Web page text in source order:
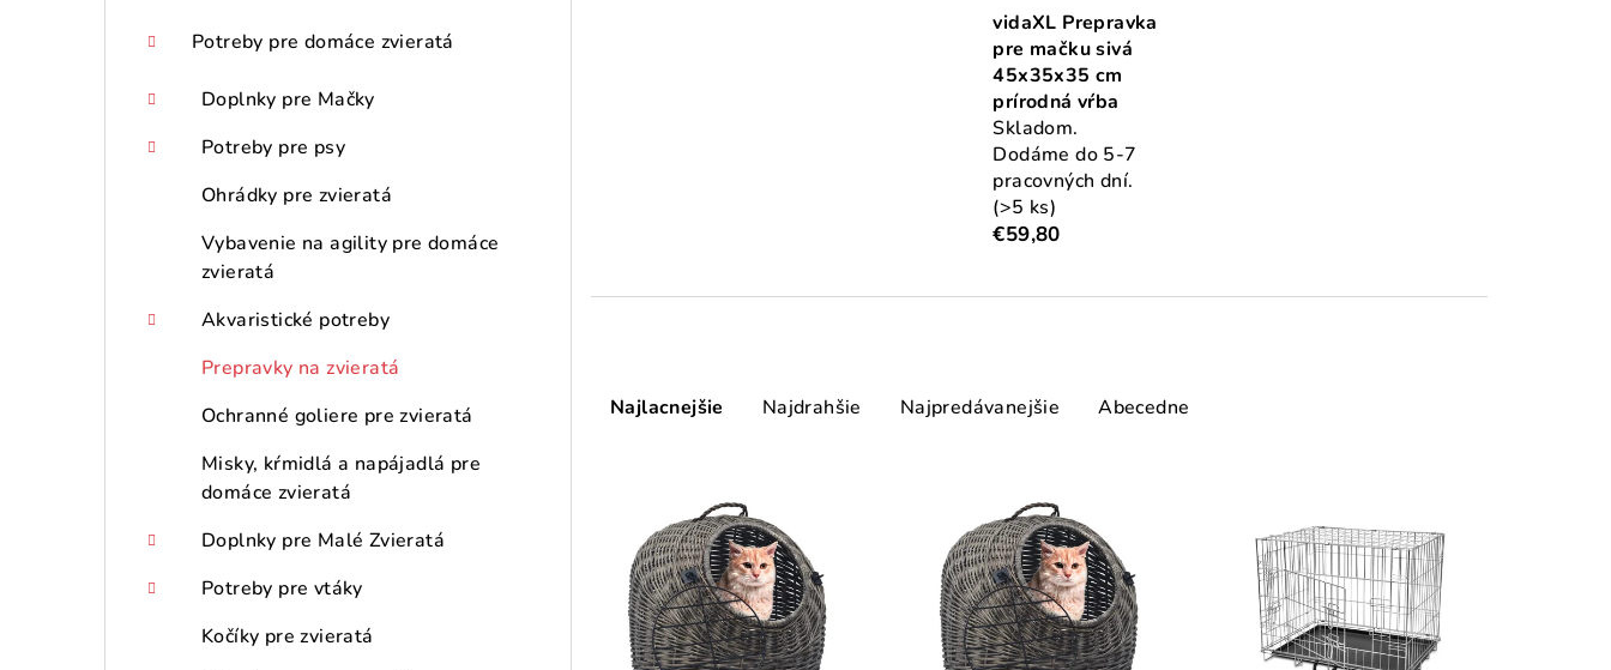
Potreby pre domáce zvieratá
Doplnky pre Mačky
Potreby pre psy
Ohrádky pre zvieratá
Vybavenie na agility pre domáce
zvieratá
Akvaristické potreby
Prepravky na zvieratá
Ochranné goliere pre zvieratá
Misky, kŕmidlá a napájadlá pre
domáce zvieratá
Doplnky pre Malé Zvieratá
Potreby pre vtáky
Kočíky pre zvieratá
vidaXL Prepravka
pre mačku sivá
45x35x35 cm
prírodná vŕba
Skladom.
Dodáme do 5-7
pracovných dní.
(>5 ks)
€59,80
aNajlacnejšie Najdrahšie Najpredávanejšie Abecedne